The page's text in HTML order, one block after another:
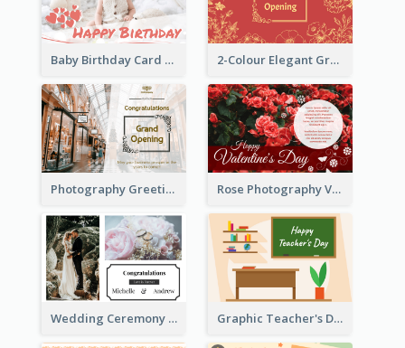
Baby Birthday Card With Simple Decorations 2-Colour Elegant Grand Opening Greeting Card
Photography Greeting Card For Grand Opening Rose Photography Valentine's Day Greeting Card
Wedding Ceremony Greeting Card With Photos Graphic Teacher's Day Card In Warm Colour Tone